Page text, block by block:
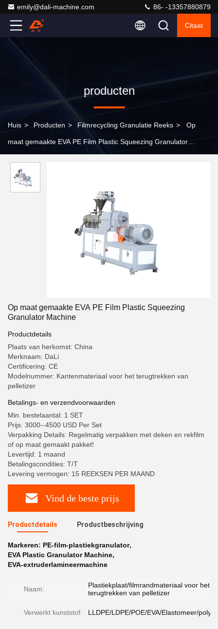
emily@dali-machine.com 86- -13357880879
Citaat
producten
Huis > Producten > Filmrecycling Granulatie Reeks > Op
maat gemaakte EVA PE Film Plastic Squeezing Granulator
Op maat gemaakte EVA PE Film Plastic Squeezing
Granulator Machine
Productdetails
Plaats van herkomst: China
Merknaam: DaLi
Certificering: CE
Modelnummer: Kantenmateriaal voor het terugtrekken van
pelletizer
Betalings- en verzendvoorwaarden
Min. bestelaantal: 1 SET
Prijs: 3000--4500 USD Per Set
Verpakking Details: Regelmatig verpakken met deken en rekfilm
of op maat gemaakt pakket!
Levertijd: 1 maand
Betalingscondities: T/T
Levering vermogen: 15 REEKSEN PER MAAND
Vind de beste prijs
Productdetails Productbeschrijving
Markeren: PE-film-plastiekgranulator,
EVA Plastic Granulator Machine,
EVA-extruderlamineermachine
Naam:
Plastiekplaat/filmrandmateriaal voor het
terugtrekken van pelletizer
Verwerkt kunststof: LLDPE/LDPE/POE/EVA/Elastomeer/